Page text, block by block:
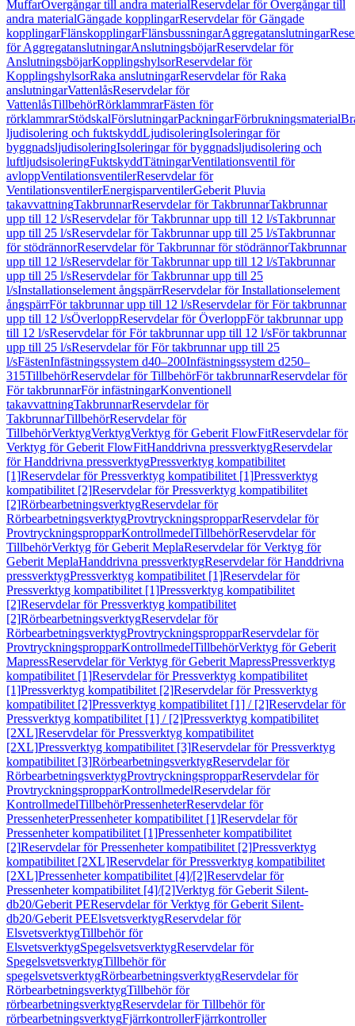
MuffarÖvergångar till andra materialReservdelar för Övergångar till
andra materialGängade kopplingarReservdelar för Gängade
kopplingarFlänskopplingarFlänsbussningarAggregatanslutningar
för AggregatanslutningarAnslutningsböjarReservdelar för
AnslutningsböjarKopplingshylsorReservdelar för
KopplingshylsorRaka anslutningarReservdelar för Raka
anslutningarVattenlåsReservdelar för
VattenlåsTillbehörRörklammrarFästen för
rörklammrarStödskalFörslutningarPackningarFörbrukningsmaterial
ljudisolering och fuktskyddLjudisoleringIsoleringar för
byggnadsljudisoleringIsoleringar för byggnadsljudisolering och
luftljudsisoleringFuktskyddTätningarVentilationsventil för
avloppVentilationsventilerReservdelar för
VentilationsventilerEnergisparventilerGeberit Pluvia
takavvattningTakbrunnarReservdelar för TakbrunnarTakbrunnar
upp till 12 l/sReservdelar för Takbrunnar upp till 12 l/sTakbrunnar
upp till 25 l/sReservdelar för Takbrunnar upp till 25 l/sTakbrunnar
för stödrännorReservdelar för Takbrunnar för stödrännorTakbrunnar
upp till 12 l/sReservdelar för Takbrunnar upp till 12 l/sTakbrunnar
upp till 25 l/sReservdelar för Takbrunnar upp till 25
l/sInstallationselement ångspärrReservdelar för Installationselement
ångspärrFör takbrunnar upp till 12 l/sReservdelar för För takbrunnar
upp till 12 l/sÖverloppReservdelar för ÖverloppFör takbrunnar upp
till 12 l/sReservdelar för För takbrunnar upp till 12 l/sFör takbrunnar
upp till 25 l/sReservdelar för För takbrunnar upp till 25
l/sFästenInfästningssystem d40–200Infästningssystem d250–
315TillbehörReservdelar för TillbehörFör takbrunnarReservdelar för
För takbrunnarFör infästningarKonventionell
takavvattningTakbrunnarReservdelar för
TakbrunnarTillbehörReservdelar för
TillbehörVerktygVerktygVerktyg för Geberit FlowFitReservdelar för
Verktyg för Geberit FlowFitHanddrivna pressverktygReservdelar
för Handdrivna pressverktygPressverktyg kompatibilitet
[1]Reservdelar för Pressverktyg kompatibilitet [1]Pressverktyg
kompatibilitet [2]Reservdelar för Pressverktyg kompatibilitet
[2]RörbearbetningsverktygReservdelar för
RörbearbetningsverktygProvtryckningspropparReservdelar för
ProvtryckningspropparKontrollmedelTillbehörReservdelar för
TillbehörVerktyg för Geberit MeplaReservdelar för Verktyg för
Geberit MeplaHanddrivna pressverktygReservdelar för Handdrivna
pressverktygPressverktyg kompatibilitet [1]Reservdelar för
Pressverktyg kompatibilitet [1]Pressverktyg kompatibilitet
[2]Reservdelar för Pressverktyg kompatibilitet
[2]RörbearbetningsverktygReservdelar för
RörbearbetningsverktygProvtryckningspropparReservdelar för
ProvtryckningspropparKontrollmedelTillbehörVerktyg för Geberit
MapressReservdelar för Verktyg för Geberit MapressPressverktyg
kompatibilitet [1]Reservdelar för Pressverktyg kompatibilitet
[1]Pressverktyg kompatibilitet [2]Reservdelar för Pressverktyg
kompatibilitet [2]Pressverktyg kompatibilitet [1] / [2]Reservdelar för
Pressverktyg kompatibilitet [1] / [2]Pressverktyg kompatibilitet
[2XL]Reservdelar för Pressverktyg kompatibilitet
[2XL]Pressverktyg kompatibilitet [3]Reservdelar för Pressverktyg
kompatibilitet [3]RörbearbetningsverktygReservdelar för
RörbearbetningsverktygProvtryckningspropparReservdelar för
ProvtryckningspropparKontrollmedelReservdelar för
KontrollmedelTillbehörPressenheterReservdelar för
PressenheterPressenheter kompatibilitet [1]Reservdelar för
Pressenheter kompatibilitet [1]Pressenheter kompatibilitet
[2]Reservdelar för Pressenheter kompatibilitet [2]Pressverktyg
kompatibilitet [2XL]Reservdelar för Pressverktyg kompatibilitet
[2XL]Pressenheter kompatibilitet [4]/[2]Reservdelar för
Pressenheter kompatibilitet [4]/[2]Verktyg för Geberit Silent-
db20/Geberit PEReservdelar för Verktyg för Geberit Silent-
db20/Geberit PEElsvetsverktygReservdelar för
ElsvetsverktygTillbehör för
ElsvetsverktygSpegelsvetsverktygReservdelar för
SpegelsvetsverktygTillbehör för
spegelsvetsverktygRörbearbetningsverktygReservdelar för
RörbearbetningsverktygTillbehör för
rörbearbetningsverktygReservdelar för Tillbehör för
rörbearbetningsverktygFjärrkontrollerFjärrkontroller